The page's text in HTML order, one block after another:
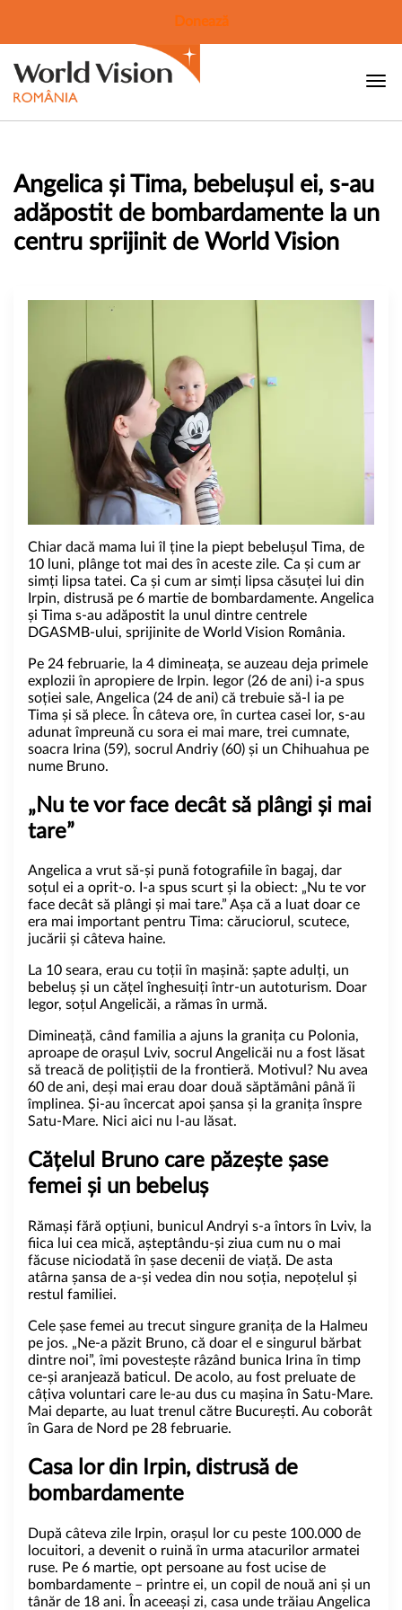
Donează
Angelica și Tima, bebelușul ei, s-au
adăpostit de bombardamente la un
centru sprijinit de World Vision
Chiar dacă mama lui îl ține la piept bebelușul Tima, de
10 luni, plânge tot mai des în aceste zile. Ca și cum ar
simți lipsa tatei. Ca și cum ar simți lipsa căsuței lui din
Irpin, distrusă pe 6 martie de bombardamente. Angelica
și Tima s-au adăpostit la unul dintre centrele
DGASMB-ului, sprijinite de World Vision România.
Pe 24 februarie, la 4 dimineața, se auzeau deja primele
explozii în apropiere de Irpin. Iegor (26 de ani) i-a spus
soției sale, Angelica (24 de ani) că trebuie să-l ia pe
Tima și să plece. În câteva ore, în curtea casei lor, s-au
adunat împreună cu sora ei mai mare, trei cumnate,
soacra Irina (59), socrul Andriy (60) și un Chihuahua pe
nume Bruno.
„Nu te vor face decât să plângi și mai
tare”
Angelica a vrut să-și pună fotografiile în bagaj, dar
soțul ei a oprit-o. I-a spus scurt și la obiect: „Nu te vor
face decât să plângi și mai tare.” Așa că a luat doar ce
era mai important pentru Tima: căruciorul, scutece,
jucării și câteva haine.
La 10 seara, erau cu toții în mașină: șapte adulți, un
bebeluș și un cățel înghesuiți într-un autoturism. Doar
Iegor, soțul Angelicăi, a rămas în urmă.
Dimineață, când familia a ajuns la granița cu Polonia,
aproape de orașul Lviv, socrul Angelicăi nu a fost lăsat
să treacă de polițiștii de la frontieră. Motivul? Nu avea
60 de ani, deși mai erau doar două săptămâni până îi
împlinea. Și-au încercat apoi șansa și la granița înspre
Satu-Mare. Nici aici nu l-au lăsat.
Cățelul Bruno care păzește șase
femei și un bebeluș
Rămași fără opțiuni, bunicul Andryi s-a întors în Lviv, la
fiica lui cea mică, așteptându-și ziua cum nu o mai
făcuse niciodată în șase decenii de viață. De asta
atârna șansa de a-și vedea din nou soția, nepoțelul și
restul familiei.
Cele șase femei au trecut singure granița de la Halmeu
pe jos. „Ne-a păzit Bruno, că doar el e singurul bărbat
dintre noi”, îmi povestește râzând bunica Irina în timp
ce-și aranjează baticul. De acolo, au fost preluate de
câțiva voluntari care le-au dus cu mașina în Satu-Mare.
Mai departe, au luat trenul către București. Au coborât
în Gara de Nord pe 28 februarie.
Casa lor din Irpin, distrusă de
bombardamente
După câteva zile Irpin, orașul lor cu peste 100.000 de
locuitori, a devenit o ruină în urma atacurilor armatei
ruse. Pe 6 martie, opt persoane au fost ucise de
bombardamente – printre ei, un copil de nouă ani și un
tânăr de 18 ani. În aceeași zi, casa unde trăiau Angelica